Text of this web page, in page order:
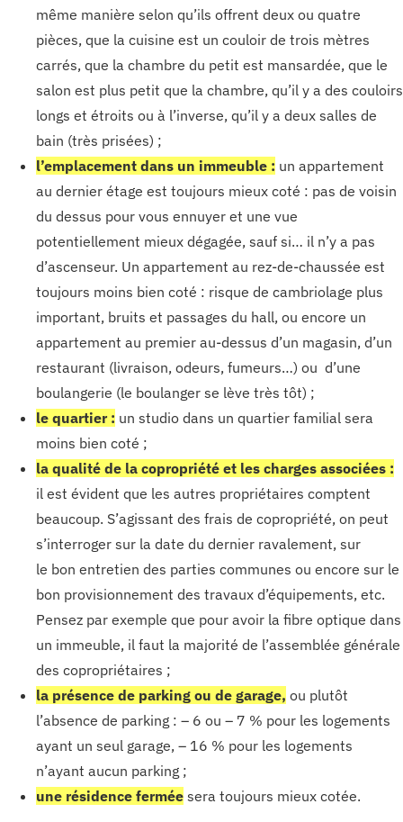
même manière selon qu’ils offrent deux ou quatre
pièces, que la cuisine est un couloir de trois mètres
carrés, que la chambre du petit est mansardée, que le
salon est plus petit que la chambre, qu’il y a des couloirs
longs et étroits ou à l’inverse, qu’il y a deux salles de
bain (très prisées) ;
l’emplacement dans un immeuble : un appartement
au dernier étage est toujours mieux coté : pas de voisin
du dessus pour vous ennuyer et une vue
potentiellement mieux dégagée, sauf si… il n’y a pas
d’ascenseur. Un appartement au rez-de-chaussée est
toujours moins bien coté : risque de cambriolage plus
important, bruits et passages du hall, ou encore un
appartement au premier au-dessus d’un magasin, d’un
restaurant (livraison, odeurs, fumeurs…) ou d’une
boulangerie (le boulanger se lève très tôt) ;
le quartier : un studio dans un quartier familial sera
moins bien coté ;
la qualité de la copropriété et les charges associées :
il est évident que les autres propriétaires comptent
beaucoup. S’agissant des frais de copropriété, on peut
s’interroger sur la date du dernier ravalement, sur
le bon entretien des parties communes ou encore sur le
bon provisionnement des travaux d’équipements, etc.
Pensez par exemple que pour avoir la fibre optique dans
un immeuble, il faut la majorité de l’assemblée générale
des copropriétaires ;
la présence de parking ou de garage, ou plutôt
l’absence de parking : – 6 ou – 7 % pour les logements
ayant un seul garage, – 16 % pour les logements
n’ayant aucun parking ;
une résidence ferméesera toujours mieux cotée.